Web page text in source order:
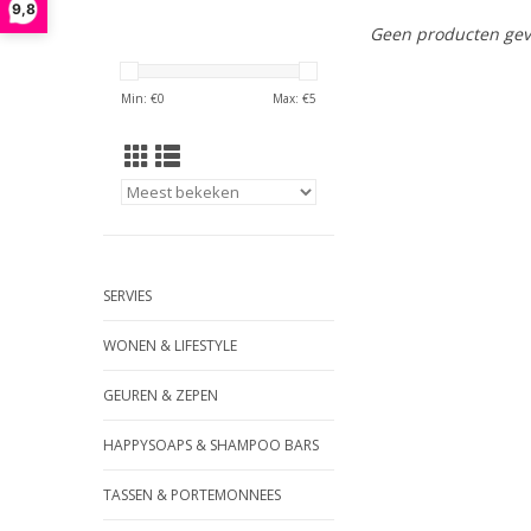
9,8
Min: €0 Max: €5
SERVIES
WONEN & LIFESTYLE
GEUREN & ZEPEN
HAPPYSOAPS & SHAMPOO BARS
TASSEN & PORTEMONNEES
Geen producten